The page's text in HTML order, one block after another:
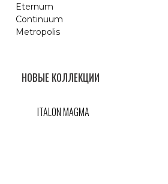
Eternum
Continuum
Metropolis
НОВЫЕ КОЛЛЕКЦИИ
ITALON MAGMA